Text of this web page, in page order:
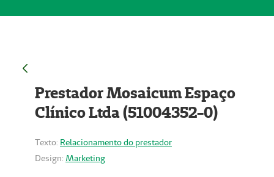
Prestador Mosaicum Espaço
Clínico Ltda (51004352-0)
Texto: Relacionamento do prestador
Design: Marketing